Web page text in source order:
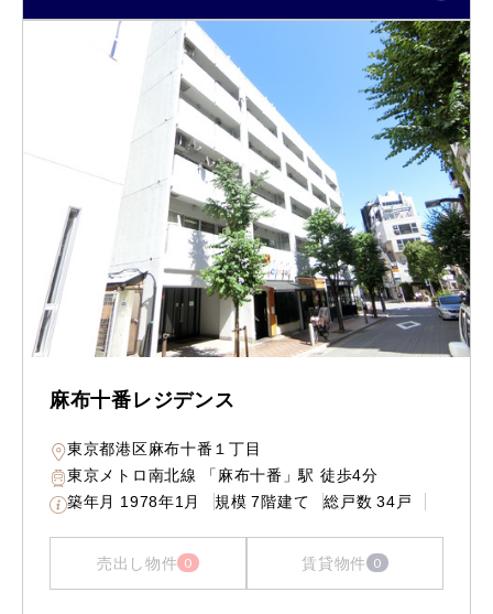
麻布十番レジデンス
東京都港区麻布十番１丁目
東京メトロ南北線 「麻布十番」駅 徒歩4分
築年月 1978年1月 規模 7階建て 総戸数 34戸
売出し物件 0 賃貸物件 0